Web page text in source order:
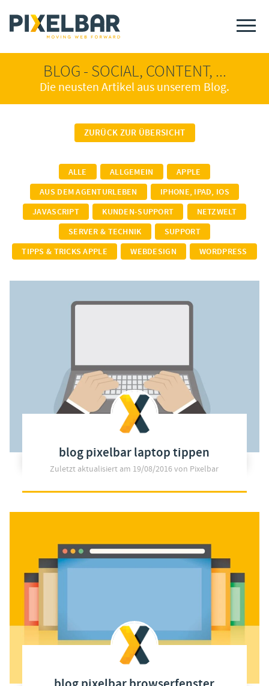
BLOG - SOCIAL, CONTENT, ...
Die neusten Artikel aus unserem Blog.
ZURÜCK ZUR ÜBERSICHT
ALLE ALLGEMEIN
APPLE
AUS DEM AGENTURLEBEN
IPHONE, IPAD, IOS
JAVASCRIPT
KUNDEN-SUPPORT
NETZWELT
SERVER & TECHNIK
SUPPORT
TIPPS & TRICKS APPLE
WEBDESIGN WORDPRESS
blog pixelbar laptop tippen
Zuletzt aktualisiert am 19/08/2016von Pixelbar